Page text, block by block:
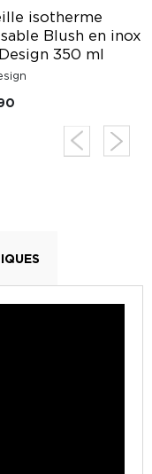
isotherme
Blush en inox
350 ml